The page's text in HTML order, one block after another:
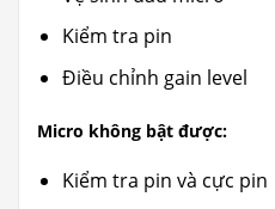
Kiểm tra pin
Điều chỉnh gain level
Micro không bật được:
Kiểm tra pin và cực pin